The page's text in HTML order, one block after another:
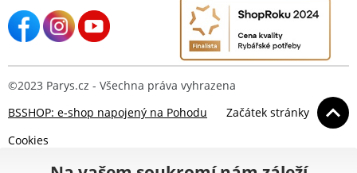
©2023 Parys.cz - Všechna práva vyhrazena
BSSHOP: e-shop napojený na Pohodu
Začátek stránky
Cookies